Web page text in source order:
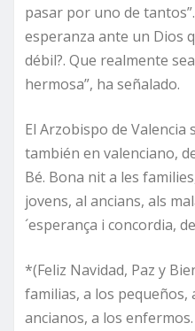
pasar por uno de
esperanza ante un Dios
débil?. Que realmente
hermosa”, ha señalado.
El Arzobispo de Valencia
también en valenciano,
Bé. Bona nit a les
jovens, al ancians, als
´esperança i concordia,
*(Feliz Navidad, Paz y
familias, a los pequeños,
ancianos, a los